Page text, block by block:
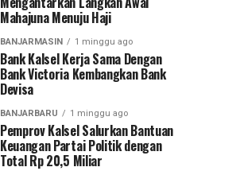
Mahajuna Menuju Haji
BANJARMASIN 1 minggu ago
Bank Kalsel Kerja Sama Dengan
Bank Victoria Kembangkan Bank
Devisa
BANJARBARU 1 minggu ago
Pemprov Kalsel Salurkan Bantuan
Keuangan Partai Politik dengan
Total Rp 20,5 Miliar